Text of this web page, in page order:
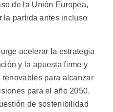
de la Unión Europea,
la partida antes incluso
acelerar la estrategia
y la apuesta firme y
para alcanzar
para el año 2050.
de sostenibilidad